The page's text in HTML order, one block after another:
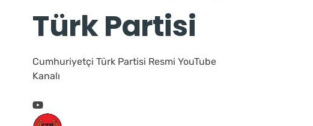
Türk Partisi
Cumhuriyetçi Türk Partisi Resmi YouTube
Kanalı